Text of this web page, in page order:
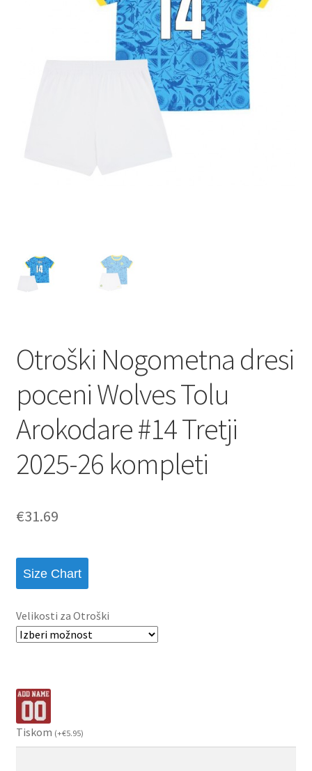
Otroški Nogometna dresi
poceni Wolves Tolu
Arokodare #14 Tretji
2025-26 kompleti
€31.69
Size Chart
Velikosti za Otroški
Tiskom (+€5.95)